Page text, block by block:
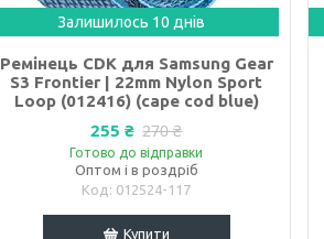
Залишилось 10 днів
Ремінець CDK для Samsung Gear
S3 Frontier | 22mm Nylon Sport
Loop (012416) (cape cod blue)
255 ₴ 270 ₴
Готово до відправки
Оптом і в роздріб
012524-117
Купити